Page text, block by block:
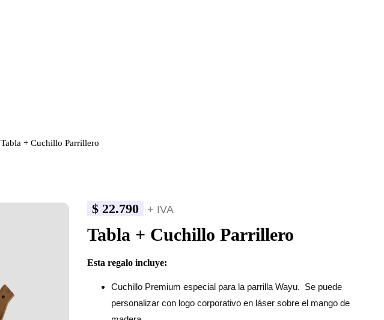
Tabla + Cuchillo Parrillero
$ 22.790 + IVA
Tabla + Cuchillo Parrillero
Esta regalo incluye:
Cuchillo Premium especial para la parrilla Wayu. Se puede
personalizar con logo corporativo en láser sobre el mango de